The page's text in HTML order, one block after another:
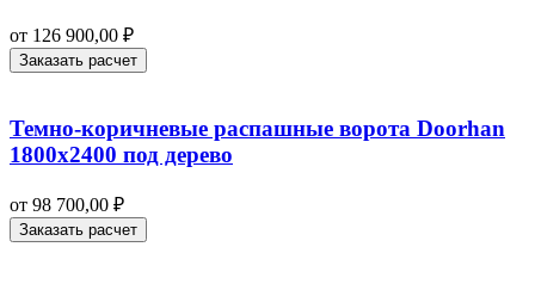
от 126 900,00 ₽
Заказать расчет
Темно-коричневые распашные ворота Doorhan
1800х2400 под дерево
от 98 700,00 ₽
Заказать расчет